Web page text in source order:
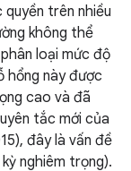
trên nhiều
không thể
loại mức độ
hổng này được
cao và đã
tắc mới của
đây là vấn đề
nghiêm trọng).